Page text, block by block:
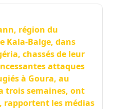
région du
Kala-Balge, dans
chassés de leur
attaques
à Goura, au
trois semaines, ont
rapportent les médias